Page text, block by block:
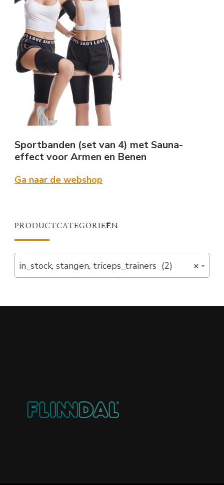
Sportbanden (set van 4) met Sauna-
effect voor Armen en Benen
Ga naar de webshop
PRODUCTCATEGORIEËN
×
in_stock, stangen, triceps_trainers (2)